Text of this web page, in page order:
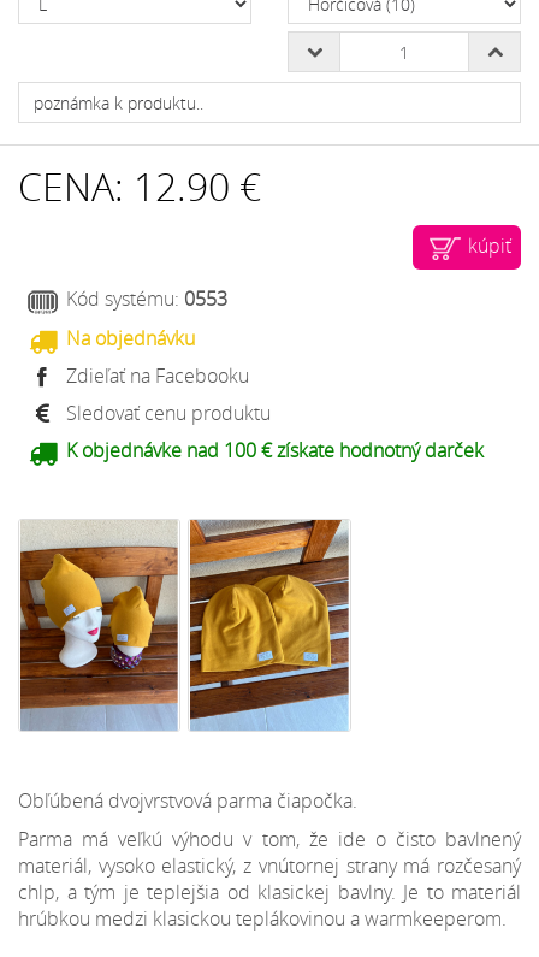
CENA: 12.90 €
kúpiť
Kód systému: 0553
Na objednávku
Zdieľať na Facebooku
Sledovať cenu produktu
K objednávke nad 100 € získate hodnotný darček
Obľúbená dvojvrstvová parma čiapočka.
Parma má veľkú výhodu v tom, že ide o čisto bavlnený
materiál, vysoko elastický, z vnútornej strany má rozčesaný
chlp, a tým je teplejšia od klasickej bavlny. Je to materiál
hrúbkou medzi klasickou teplákovinou a warmkeeperom.